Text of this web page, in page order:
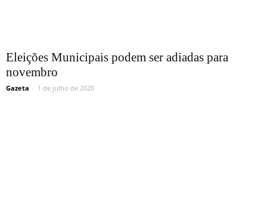
Eleições Municipais podem ser adiadas para
novembro
Gazeta - 1 de julho de 2020